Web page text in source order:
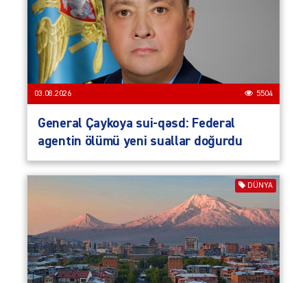
03.08.2026 5504
General Çaykoya sui-qəsd: Federal
agentin ölümü yeni suallar doğurdu
DÜNYA